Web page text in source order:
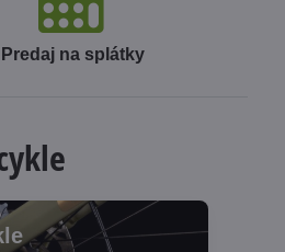
Predaj na splátky